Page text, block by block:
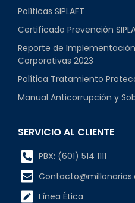
Políticas SIPLAFT
Certificado Prevención
Reporte de
Corporativas 2023
Política Tratamiento
Manual Anticorrupción y
SERVICIO AL CLIENTE
PBX: (601) 514 1111
Línea Ética